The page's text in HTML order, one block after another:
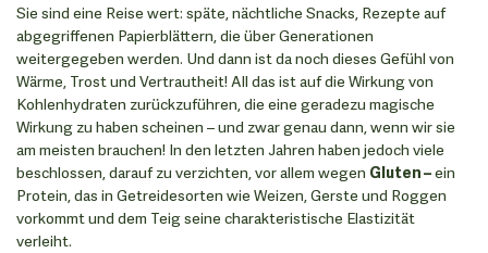
Sie sind eine Reise wert: späte, nächtliche Snacks, Rezepte auf
abgegriffenen Papierblättern, die über Generationen
weitergegeben werden. Und dann ist da noch dieses Gefühl von
Wärme, Trost und Vertrautheit! All das ist auf die Wirkung von
Kohlenhydraten zurückzuführen, die eine geradezu magische
Wirkung zu haben scheinen – und zwar genau dann, wenn wir sie
am meisten brauchen! In den letzten Jahren haben jedoch viele
beschlossen, darauf zu verzichten, vor allem wegen Gluten –ein
Protein, das in Getreidesorten wie Weizen, Gerste und Roggen
vorkommt und dem Teig seine charakteristische Elastizität
verleiht.